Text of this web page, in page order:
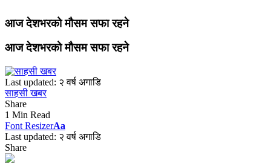
आज देशभरको मौसम सफा रहने
आज देशभरको मौसम सफा रहने
Last updated: २ वर्ष अगाडि
साहसी खबर
Share
1 Min Read
Font ResizerAa
Last updated: २ वर्ष अगाडि
Share